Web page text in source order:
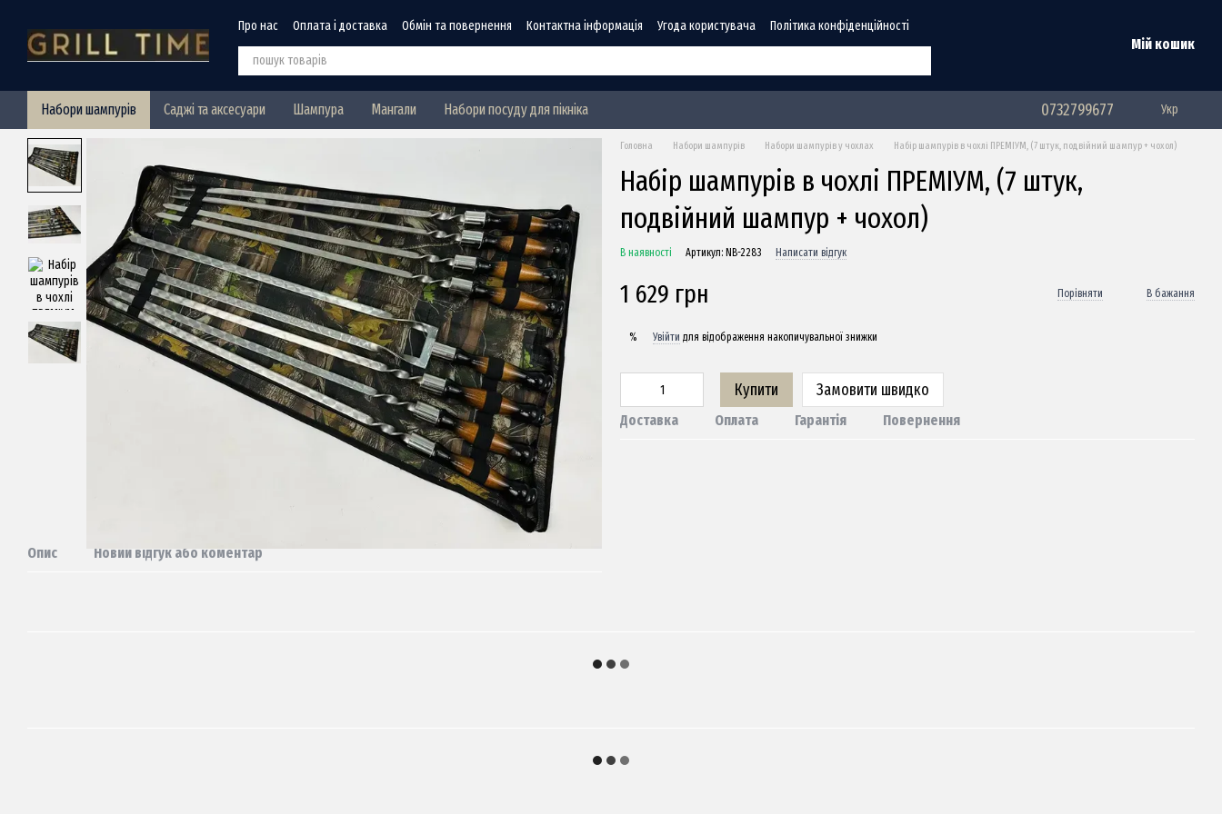
Про нас Оплата і доставка Обмін та повернення Контактна інформація Угода користувача Політика конфіденційності
Мій кошик
Набори шампурів Саджі та аксесуари Шампура Мангали Набори посуду для пікніка 0732799677 Укр
Опис Новий відгук або коментар
Головна Набори шампурів Набори шампурів у чохлах Набір шампурів в чохлі ПРЕМІУМ, (7 штук, подвійний шампур + чохол)
Набір шампурів в чохлі ПРЕМІУМ, (7 штук,
подвійний шампур + чохол)
В наявності Артикул: NB-2283 Написати відгук
1 629 грн Порівняти В бажання
% Увійти для відображення накопичувальної знижки
Купити Замовити швидко
Доставка Оплата Гарантія Повернення